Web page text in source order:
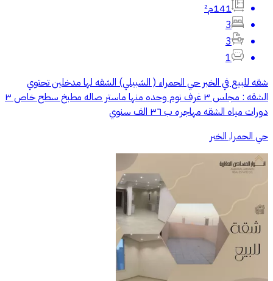
141م²
3
3
1
شقه للبيع في الخبر حي الحمراء ( الشبيلي) الشقه لها مدخلين تحتوي
الشقه : مجلس ٣ غرف نوم وحده منها ماستر صاله مطبخ سطح خاص ٣
دورات مياه الشقه مهاجره ب ٣٦ الف سنوي
حي الحمرا, الخبر